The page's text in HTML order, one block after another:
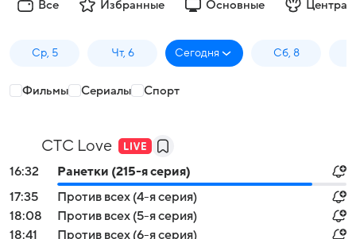
Все Избранные Основные
Ср, 5 Чт, 6 Сегодня Сб, 8
Фильмы Сериалы Спорт
СТС Love
16:32
Ранетки (215-я серия)
17:35
Против всех (4-я серия)
18:08
Против всех (5-я серия)
18:41
Против всех (6-я серия)